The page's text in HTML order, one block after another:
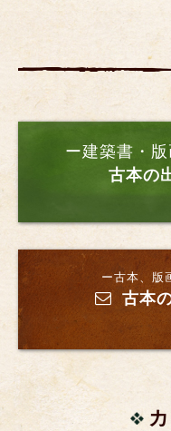
ー建築書・
古本の
ー古本、版
古本